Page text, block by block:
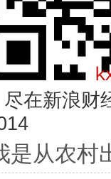
在新浪财
是从农村